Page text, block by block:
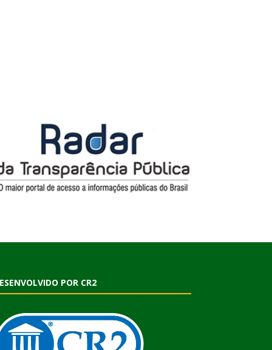
POR CR2